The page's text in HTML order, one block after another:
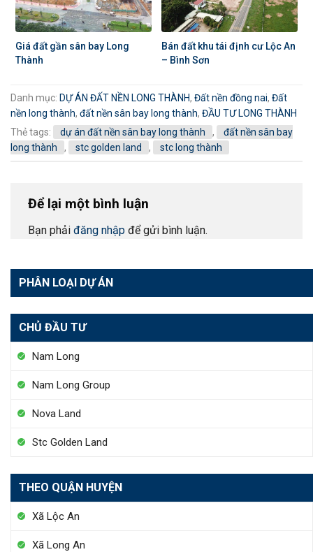
PHÂN LOẠI DỰ ÁN
CHỦ ĐẦU TƯ
Nam Long
Nam Long Group
Nova Land
Stc Golden Land
THEO QUẬN HUYỆN
Xã Lộc An
Xã Long An
Giá đất gần sân bay Long
Thành
Bán đất khu tái định cư Lộc An
– Bình Sơn
Danh mục: DỰ ÁN ĐẤT NỀN LONG THÀNH, Đất nền đồng nai, Đất
nền long thành, đất nền sân bay long thành, ĐẦU TƯ LONG THÀNH
Thẻ tags:
dự án đất nền sân bay long thành ,
đất nền sân bay
long thành
, stc golden land , stc long thành
Để lại một bình luận
Bạn phải đăng nhập để gửi bình luận.